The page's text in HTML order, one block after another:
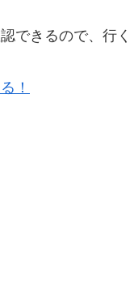
できるので、行く
！